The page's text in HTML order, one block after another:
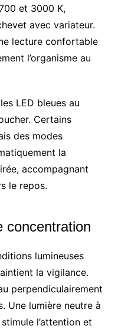
et 3000 K,
avec variateur.
lecture confortable
l’organisme au
LED bleues au
Certains
des modes
la
accompagnant
le repos.
concentration
lumineuses
la vigilance.
perpendiculairement
Une lumière neutre à
l’attention et